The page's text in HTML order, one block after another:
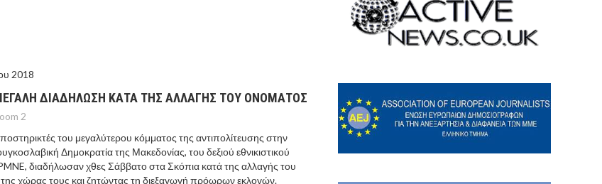
2018
ΔΙΑΔΗΛΩΣΗ ΚΑΤΑ ΤΗΣ ΑΛΛΑΓΗΣ ΤΟΥ ΟΝΟΜΑΤΟΣ
2
του μεγαλύτερου κόμματος της αντιπολίτευσης στην
Δημοκρατία της Μακεδονίας, του δεξιού εθνικιστικού
διαδήλωσαν χθες Σάββατο στα Σκόπια κατά της αλλαγής του
χώρας τους και ζητώντας τη διεξαγωγή πρόωρων εκλογών.